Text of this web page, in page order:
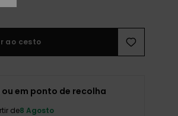
ao cesto
em ponto de recolha
de8 Agosto